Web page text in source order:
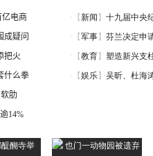
电商
疑问
把火
什么拳
肋
14%